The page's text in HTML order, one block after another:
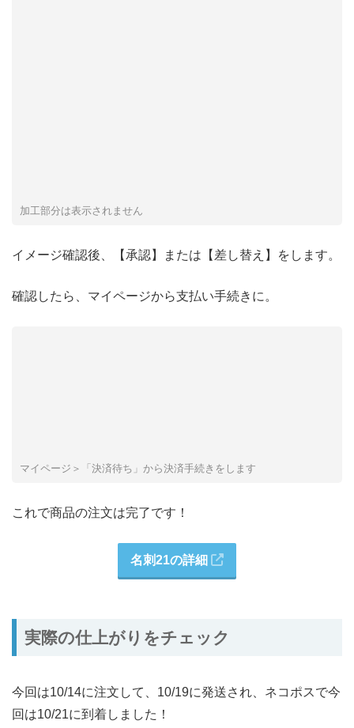
加工部分は表示されません
イメージ確認後、【承認】または【差し替え】をします。
確認したら、マイページから支払い手続きに。
マイページ＞「決済待ち」から決済手続きをします
これで商品の注文は完了です！
名刺21の詳細
実際の仕上がりをチェック
今回は10/14に注文して、10/19に発送され、ネコポスで今
回は10/21に到着しました！